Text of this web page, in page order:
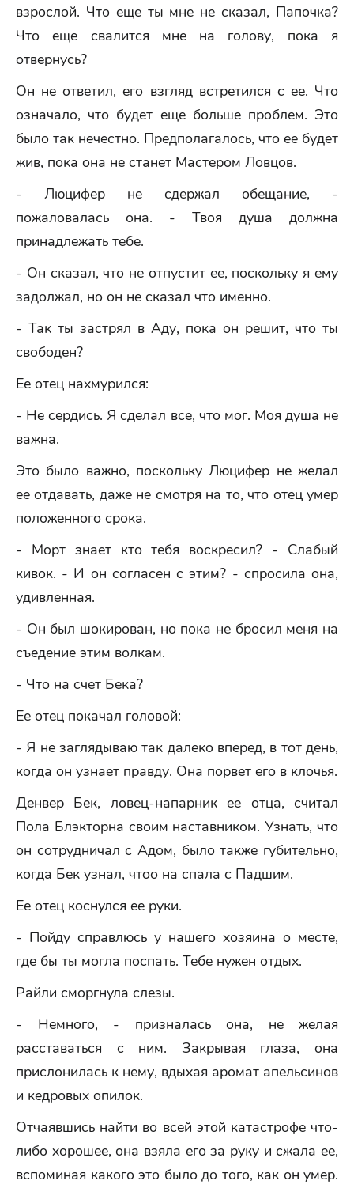
взрослой. Что еще ты мне не сказал, Папочка?
Что еще свалится мне на голову, пока я
отвернусь?
Он не ответил, его взгляд встретился с ее. Что
означало, что будет еще больше проблем. Это
было так нечестно. Предполагалось, что ее будет
жив, пока она не станет Мастером Ловцов.
- Люцифер не сдержал обещание, -
пожаловалась она. - Твоя душа должна
принадлежать тебе.
- Он сказал, что не отпустит ее, поскольку я ему
задолжал, но он не сказал что именно.
- Так ты застрял в Аду, пока он решит, что ты
свободен?
Ее отец нахмурился:
- Не сердись. Я сделал все, что мог. Моя душа не
важна.
Это было важно, поскольку Люцифер не желал
ее отдавать, даже не смотря на то, что отец умер
положенного срока.
- Морт знает кто тебя воскресил? - Слабый
кивок. - И он согласен с этим? - спросила она,
удивленная.
- Он был шокирован, но пока не бросил меня на
съедение этим волкам.
- Что на счет Бека?
Ее отец покачал головой:
- Я не заглядываю так далеко вперед, в тот день,
когда он узнает правду. Она порвет его в клочья.
Денвер Бек, ловец-напарник ее отца, считал
Пола Блэкторна своим наставником. Узнать, что
он сотрудничал с Адом, было также губительно,
когда Бек узнал, чтоо на спала с Падшим.
Ее отец коснулся ее руки.
- Пойду справлюсь у нашего хозяина о месте,
где бы ты могла поспать. Тебе нужен отдых.
Райли сморгнула слезы.
- Немного, - призналась она, не желая
расставаться с ним. Закрывая глаза, она
прислонилась к нему, вдыхая аромат апельсинов
и кедровых опилок.
Отчаявшись найти во всей этой катастрофе что-
либо хорошее, она взяла его за руку и сжала ее,
вспоминая какого это было до того, как он умер.